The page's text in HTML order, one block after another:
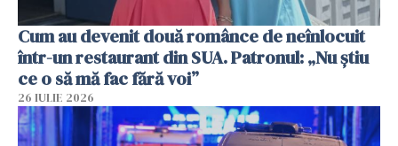
Cum au devenit două românce de neînlocuit
într-un restaurant din SUA. Patronul: „Nu știu
ce o să mă fac fără voi”
26 IULIE 2026